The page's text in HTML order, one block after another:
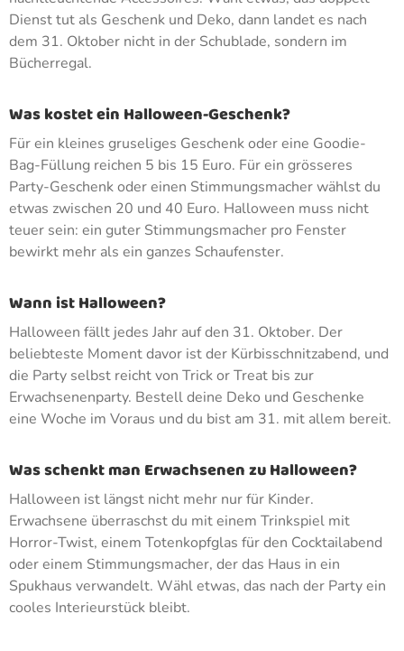
Dienst tut als Geschenk und Deko, dann landet es nach
dem 31. Oktober nicht in der Schublade, sondern im
Bücherregal.
Was kostet ein Halloween-Geschenk?
Für ein kleines gruseliges Geschenk oder eine Goodie-
Bag-Füllung reichen 5 bis 15 Euro. Für ein grösseres
Party-Geschenk oder einen Stimmungsmacher wählst du
etwas zwischen 20 und 40 Euro. Halloween muss nicht
teuer sein: ein guter Stimmungsmacher pro Fenster
bewirkt mehr als ein ganzes Schaufenster.
Wann ist Halloween?
Halloween fällt jedes Jahr auf den 31. Oktober. Der
beliebteste Moment davor ist der Kürbisschnitzabend, und
die Party selbst reicht von Trick or Treat bis zur
Erwachsenenparty. Bestell deine Deko und Geschenke
eine Woche im Voraus und du bist am 31. mit allem bereit.
Was schenkt man Erwachsenen zu Halloween?
Halloween ist längst nicht mehr nur für Kinder.
Erwachsene überraschst du mit einem Trinkspiel mit
Horror-Twist, einem Totenkopfglas für den Cocktailabend
oder einem Stimmungsmacher, der das Haus in ein
Spukhaus verwandelt. Wähl etwas, das nach der Party ein
cooles Interieurstück bleibt.